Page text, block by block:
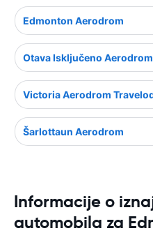
Edmonton Aerodrom
Otava Isključeno
Victoria Aerodrom
Šarlottaun Aerodrom
Informacije o
automobila za